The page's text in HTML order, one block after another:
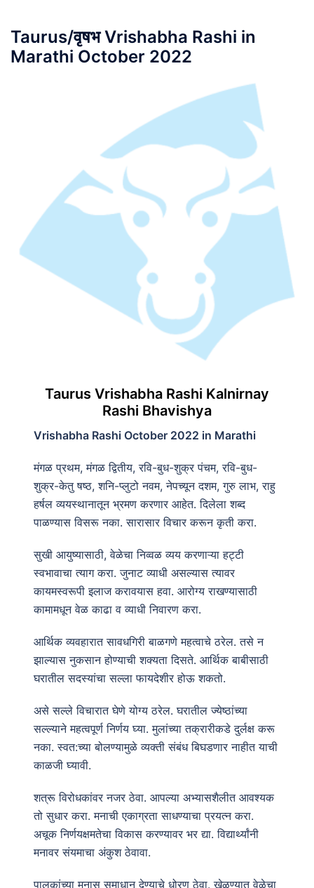
Taurus/वृषभ Vrishabha Rashi in
Marathi October 2022
Taurus Vrishabha Rashi Kalnirnay
Rashi Bhavishya
Vrishabha Rashi October 2022 in Marathi
मंगळ प्रथम, मंगळ द्वितीय, रवि-बुध-शुक्र पंचम, रवि-बुध-
शुक्र-केतु षष्ठ, शनि-प्लुटो नवम, नेपच्यून दशम, गुरु लाभ, राहु
हर्षल व्ययस्थानातून भ्रमण करणार आहेत. दिलेला शब्द
पाळण्यास विसरू नका. सारासार विचार करून कृती करा.
सुखी आयुष्यासाठी, वेळेचा निव्वळ व्यय करणाऱ्या हट्टी
स्वभावाचा त्याग करा. जुनाट व्याधी असल्यास त्यावर
कायमस्वरूपी इलाज करावयास हवा. आरोग्य राखण्यासाठी
कामामधून वेळ काढा व व्याधी निवारण करा.
आर्थिक व्यवहारात सावधगिरी बाळगणे महत्वाचे ठरेल. तसे न
झाल्यास नुकसान होण्याची शक्यता दिसते. आर्थिक बाबीसाठी
घरातील सदस्यांचा सल्ला फायदेशीर होऊ शकतो.
असे सल्ले विचारात घेणे योग्य ठरेल. घरातील ज्येष्ठांच्या
सल्ल्याने महत्वपूर्ण निर्णय घ्या. मुलांच्या तक्रारीकडे दुर्लक्ष करू
नका. स्वत:च्या बोलण्यामुळे व्यक्ती संबंध बिघडणार नाहीत याची
काळजी घ्यावी.
शत्रू विरोधकांवर नजर ठेवा. आपल्या अभ्यासशैलीत आवश्यक
तो सुधार करा. मनाची एकाग्रता साधण्याचा प्रयत्न करा.
अचूक निर्णयक्षमतेचा विकास करण्यावर भर द्या. विद्यार्थ्यांनी
मनावर संयमाचा अंकुश ठेवावा.
पालकांच्या मनास समाधान देण्याचे धोरण ठेवा. खेळण्यात वेळेचा